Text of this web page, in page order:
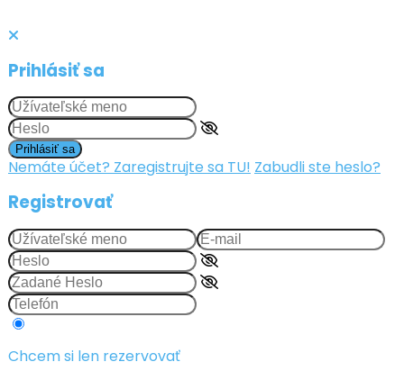
Prihlásiť sa
Prihlásiť sa
Nemáte účet? Zaregistrujte sa TU! Zabudli ste heslo?
Registrovať
Chcem si len rezervovať